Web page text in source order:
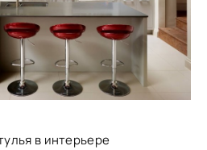
в интерьере